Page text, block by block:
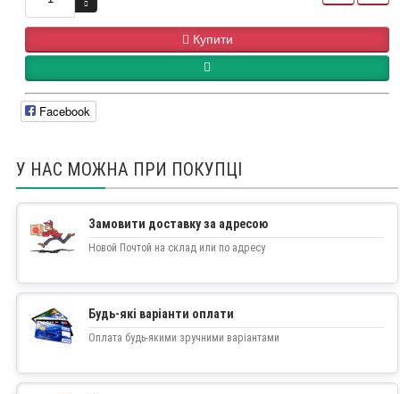
Купити
Facebook
У НАС МОЖНА ПРИ ПОКУПЦІ
Замовити доставку за адресою
Новой Почтой на склад или по адресу
Будь-які варіанти оплати
Оплата будь-якими зручними варіантами